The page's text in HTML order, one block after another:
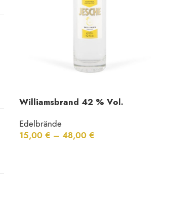
Williamsbrand 42 % Vol.
Edelbrände
15,00 € – 48,00 €